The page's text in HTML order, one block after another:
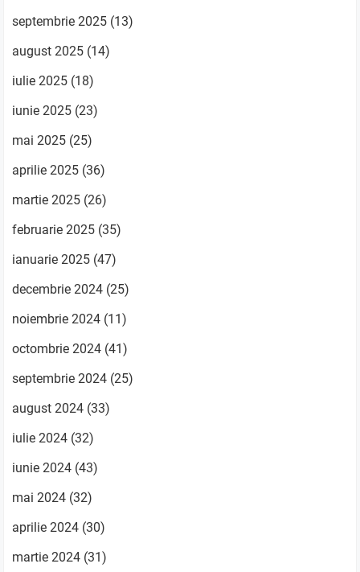
septembrie 2025 (13)
august 2025 (14)
iulie 2025 (18)
iunie 2025 (23)
mai 2025 (25)
aprilie 2025 (36)
martie 2025 (26)
februarie 2025 (35)
ianuarie 2025 (47)
decembrie 2024 (25)
noiembrie 2024 (11)
octombrie 2024 (41)
septembrie 2024 (25)
august 2024 (33)
iulie 2024 (32)
iunie 2024 (43)
mai 2024 (32)
aprilie 2024 (30)
martie 2024 (31)